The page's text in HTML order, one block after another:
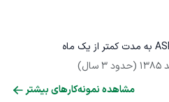
(حدود 3 سال)
مشاهده نمونه‌کارهای بیشتر